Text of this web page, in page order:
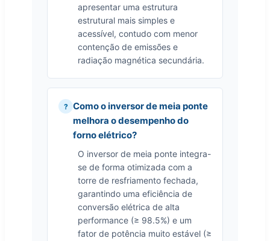
apresentar uma estrutura
estrutural mais simples e
acessível, contudo com menor
contenção de emissões e
radiação magnética secundária.
Como o inversor de meia ponte
melhora o desempenho do
forno elétrico?
O inversor de meia ponte integra-
se de forma otimizada com a
torre de resfriamento fechada,
garantindo uma eficiência de
conversão elétrica de alta
performance (≥ 98.5%) e um
fator de potência muito estável (≥